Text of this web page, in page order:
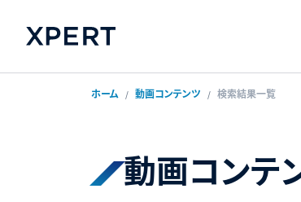
ホーム 動画コンテンツ 検索結果一覧
動画コンテ